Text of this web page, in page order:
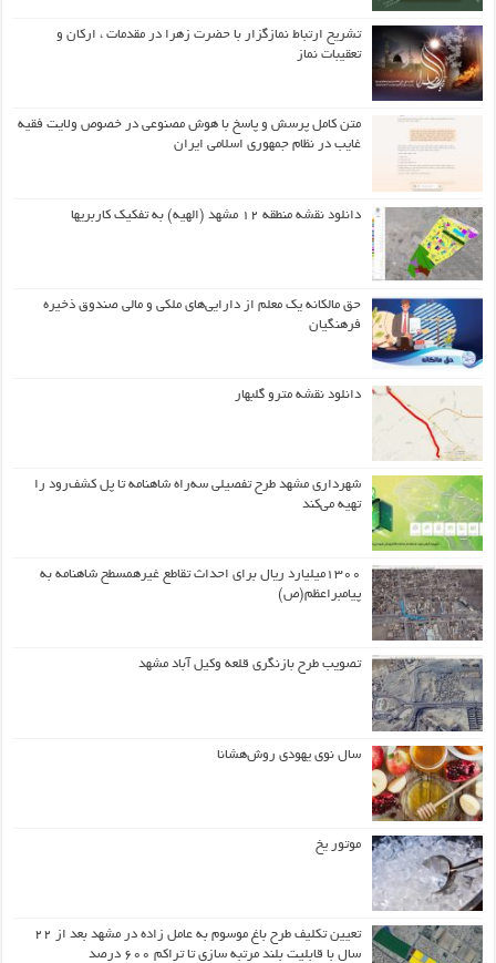
تشریح ارتباط نمازگزار با حضرت زهرا در مقدمات ، ارکان و
تعقیبات نماز
متن کامل پرسش و پاسخ با هوش مصنوعی در خصوص ولایت فقیه
غایب در نظام جمهوری اسلامی ایران
دانلود نقشه منطقه ۱۲ مشهد (الهیه) به تفکیک کاربریها
حق مالکانه یک معلم از دارایی‌های ملکی و مالی صندوق ذخیره
فرهنگیان
دانلود نقشه مترو گلبهار
شهرداری مشهد طرح تفصیلی سه‌راه شاهنامه تا پل کشف‌رود را
تهیه می‌کند
۱۳۰۰میلیارد ریال برای احداث تقاطع غیرهمسطح شاهنامه به
پیامبراعظم(ص)
تصویب طرح بازنگری قلعه وکیل آباد مشهد
سال نوی یهودی روش‌هشانا
موتور یخ
تعیین تکلیف طرح باغ موسوم به عامل زاده در مشهد بعد از ۲۲
سال با قابلیت بلند مرتبه سازی تا تراکم ۶۰۰ درصد